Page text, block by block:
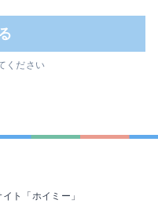
ください
ト「ホイミー」